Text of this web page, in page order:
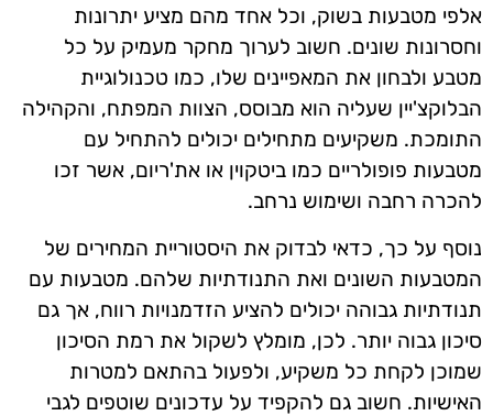
אלפי מטבעות בשוק, וכל אחד מהם מציע יתרונות
וחסרונות שונים. חשוב לערוך מחקר מעמיק על כל
מטבע ולבחון את המאפיינים שלו, כמו טכנולוגיית
הבלוקצ'יין שעליה הוא מבוסס, הצוות המפתח, והקהילה
התומכת. משקיעים מתחילים יכולים להתחיל עם
מטבעות פופולריים כמו ביטקוין או את'ריום, אשר זכו
להכרה רחבה ושימוש נרחב.
נוסף על כך, כדאי לבדוק את היסטוריית המחירים של
המטבעות השונים ואת התנודתיות שלהם. מטבעות עם
תנודתיות גבוהה יכולים להציע הזדמנויות רווח, אך גם
סיכון גבוה יותר. לכן, מומלץ לשקול את רמת הסיכון
שמוכן לקחת כל משקיע, ולפעול בהתאם למטרות
האישיות. חשוב גם להקפיד על עדכונים שוטפים לגבי